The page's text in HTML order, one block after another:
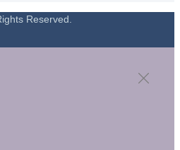
Reserved.